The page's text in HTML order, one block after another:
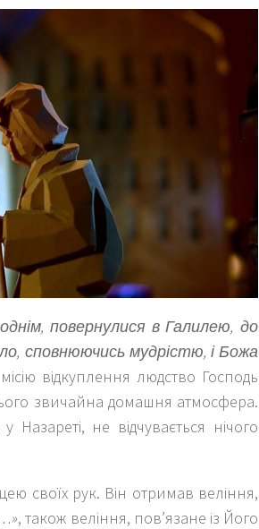
повернулися в Галилею, до
сповнюючись мудрістю, і Божа
відкуплення людство Господь
звичайна домашня атмосфера.
Назареті, не відчувається нічого
своїх рук. Він отримав веління,
, також веління, пов’язане із Його